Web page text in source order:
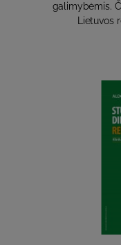
galimybėmis.
Lietuvos